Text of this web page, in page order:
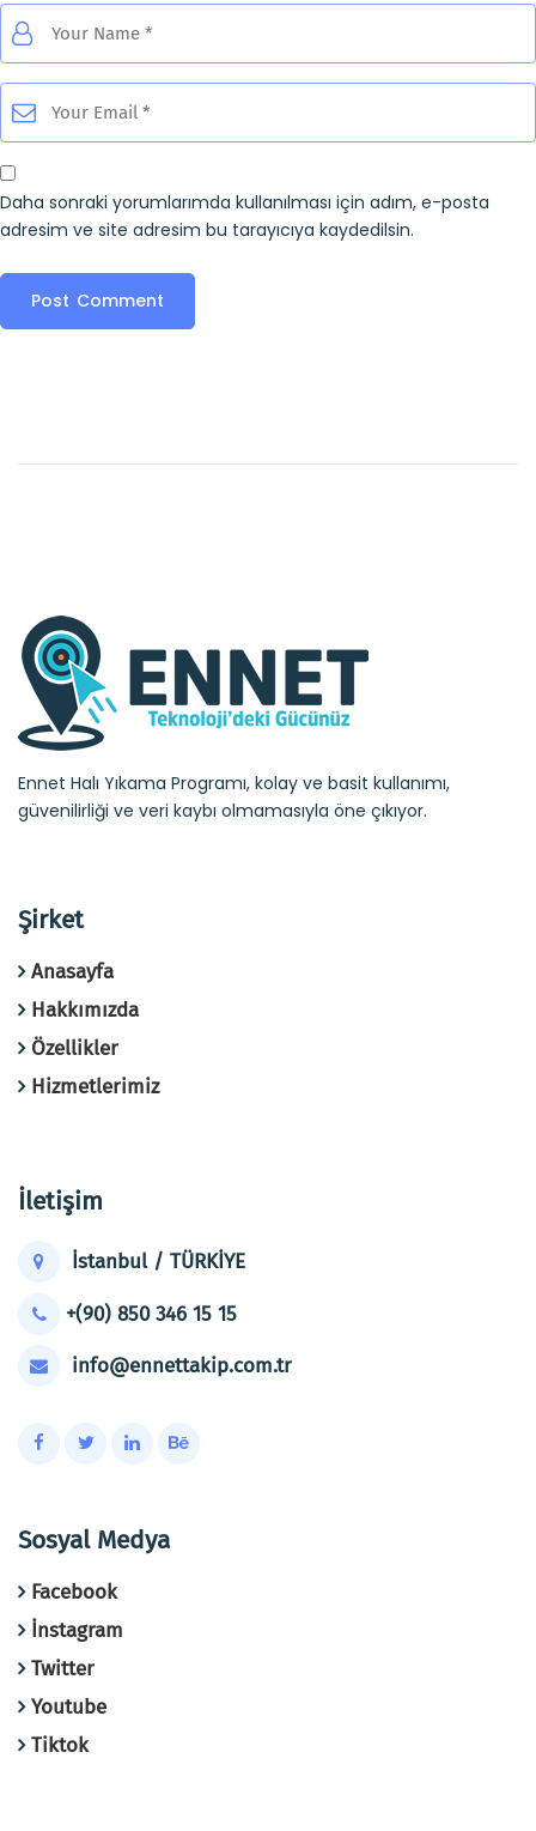
Daha sonraki yorumlarımda kullanılması için adım, e-posta
adresim ve site adresim bu tarayıcıya kaydedilsin.
Ennet Halı Yıkama Programı, kolay ve basit kullanımı,
güvenilirliği ve veri kaybı olmamasıyla öne çıkıyor.
Şirket
Anasayfa
Hakkımızda
Özellikler
Hizmetlerimiz
İletişim
İstanbul / TÜRKİYE
+(90) 850 346 15 15
info@ennettakip.com.tr
Sosyal Medya
Facebook
İnstagram
Twitter
Youtube
Tiktok